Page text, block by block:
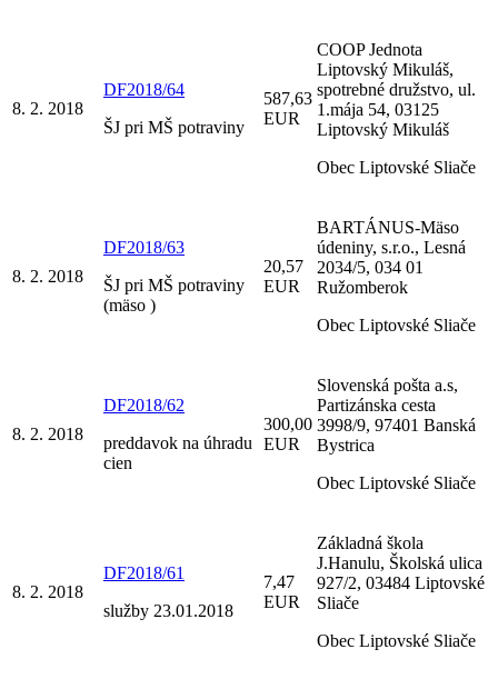
8. 2. 2018
DF2018/64
ŠJ pri MŠ potraviny
587,63
EUR
COOP Jednota
Liptovský Mikuláš,
spotrebné družstvo, ul.
1.mája 54, 03125
Liptovský Mikuláš
Obec Liptovské Sliače
8. 2. 2018
DF2018/63
ŠJ pri MŠ potraviny
(mäso )
20,57
EUR
BARTÁNUS-Mäso
údeniny, s.r.o., Lesná
2034/5, 034 01
Ružomberok
Obec Liptovské Sliače
8. 2. 2018
DF2018/62
preddavok na úhradu
cien
300,00
EUR
Slovenská pošta a.s,
Partizánska cesta
3998/9, 97401 Banská
Bystrica
Obec Liptovské Sliače
8. 2. 2018
DF2018/61
služby 23.01.2018
7,47
EUR
Základná škola
J.Hanulu, Školská ulica
927/2, 03484 Liptovské
Sliače
Obec Liptovské Sliače